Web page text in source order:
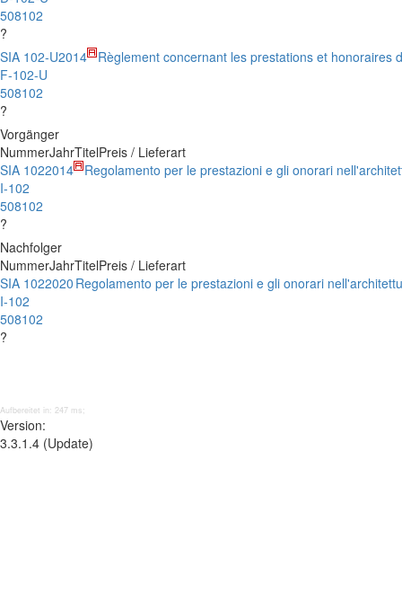
508102
?
SIA 102-U
F-102-U
508102
?
2014 Règlement concernant les prestations et honoraires
Vorgänger
NummerJahrTitelPreis / Lieferart
SIA 102
I-102
508102
?
2014 Regolamento per le prestazioni e gli onorari
Nachfolger
NummerJahrTitelPreis / Lieferart
SIA 102
I-102
508102
?
2020 Regolamento per le prestazioni e gli onorari
Aufbereitet in: 247 ms;
Version:
3.3.1.4 (Update)